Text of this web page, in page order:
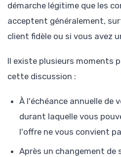
démarche légitime que les
acceptent généralement,
client fidèle ou si vous avez
Il existe plusieurs moments
cette discussion :
À l'échéance annuelle de
durant laquelle vous
l'offre ne vous convient
Après un changement de